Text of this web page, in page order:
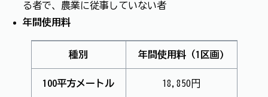
る者で、農業に従事していない者
年間使用料
種別 年間使用料（1区画)
100平方メートル 18,850円